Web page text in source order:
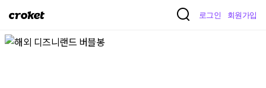
크
켓
로그인 회원가입